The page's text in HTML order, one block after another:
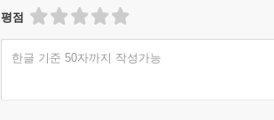
평점
한글 기준 50자까지 작성가능